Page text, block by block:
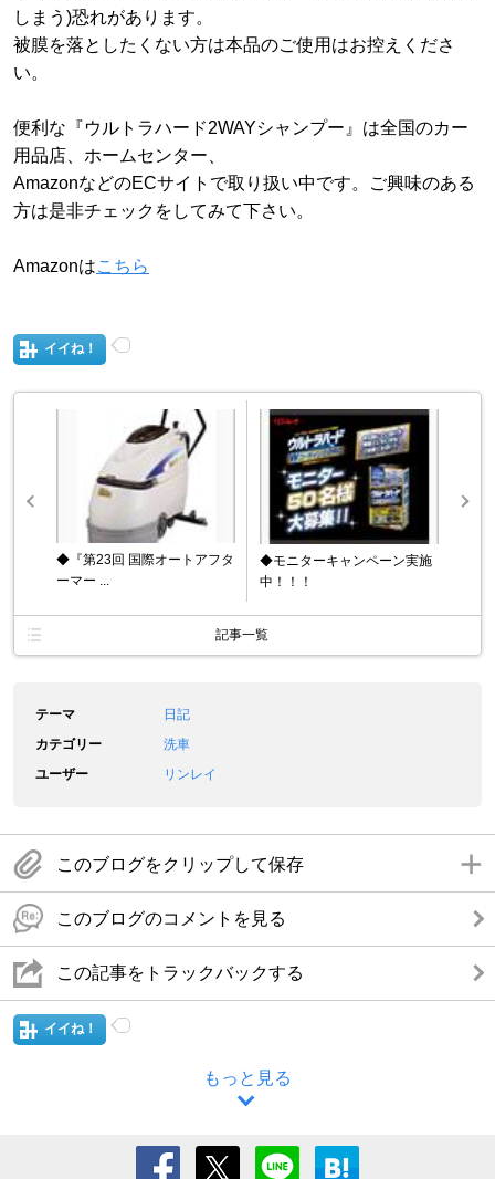
しまう)恐れがあります。
被膜を落としたくない方は本品のご使用はお控えくださ
い。
便利な『ウルトラハード2WAYシャンプー』は全国のカー
用品店、ホームセンター、
AmazonなどのECサイトで取り扱い中です。ご興味のある
方は是非チェックをしてみて下さい。
Amazonはこちら
イイね！
◆『第23回 国際オートアフタ
ーマー ...
◆モニターキャンペーン実施
中！！！
記事一覧
テーマ
日記
カテゴリー
洗車
ユーザー
リンレイ
このブログをクリップして保存
このブログのコメントを見る
この記事をトラックバックする
イイね！
もっと見る